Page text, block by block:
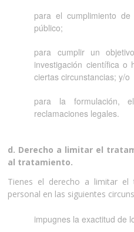
para el cumplimiento
público;
para cumplir un
investigación científica o
ciertas circunstancias; y/o
para la formulación,
reclamaciones legales.
d. Derecho a limitar el
al tratamiento.
Tienes el derecho a limitar
personal en las siguientes
impugnes la exactitud de